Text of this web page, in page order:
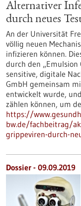
Alternativer
durch neues
An der Universität
völlig neuen
infizieren können.
durch den „Emulsion
sensitive, digitale
GmbH gemeinsam
entwickelt wurde,
zählen können, um
https://
bw.de/fachbeitrag/
grippeviren-durch-
Dossier - 09.09.2019